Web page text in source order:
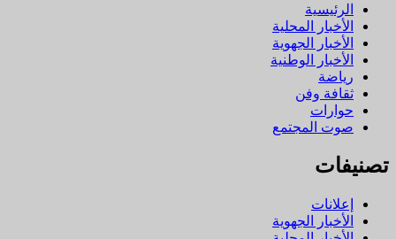
الرئيسية
الأخبار المحلية
الأخبار الجهوية
الأخبار الوطنية
رياضة
ثقافة وفن
حوارات
صوت المجتمع
تصنيفات
إعلانات
الأخبار الجهوية